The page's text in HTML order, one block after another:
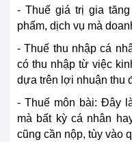
- Thuế giá trị gia
phẩm, dịch vụ mà
- Thuế thu nhập cá
có thu nhập từ việc
dựa trên lợi nhuận thu
- Thuế môn bài: Đây
mà bất kỳ cá nhân
cũng cần nộp, tùy vào